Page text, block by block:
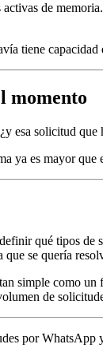
de
tiene
momento
esa solicitud
ya es mayor
qué tipos
se quería
simple como
de
por